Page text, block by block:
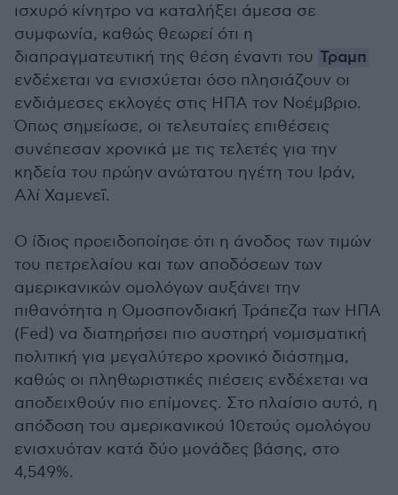
ισχυρό κίνητρο να καταλήξει άμεσα σε
συμφωνία, καθώς θεωρεί ότι η
διαπραγματευτική της θέση έναντι του Τραμπ
ενδέχεται να ενισχύεται όσο πλησιάζουν οι
ενδιάμεσες εκλογές στις ΗΠΑ τον Νοέμβριο.
Όπως σημείωσε, οι τελευταίες επιθέσεις
συνέπεσαν χρονικά με τις τελετές για την
κηδεία του πρώην ανώτατου ηγέτη του Ιράν,
Αλί Χαμενεΐ.
Ο ίδιος προειδοποίησε ότι η άνοδος των τιμών
του πετρελαίου και των αποδόσεων των
αμερικανικών ομολόγων αυξάνει την
πιθανότητα η Ομοσπονδιακή Τράπεζα των ΗΠΑ
(Fed) να διατηρήσει πιο αυστηρή νομισματική
πολιτική για μεγαλύτερο χρονικό διάστημα,
καθώς οι πληθωριστικές πιέσεις ενδέχεται να
αποδειχθούν πιο επίμονες. Στο πλαίσιο αυτό, η
απόδοση του αμερικανικού 10ετούς ομολόγου
ενισχυόταν κατά δύο μονάδες βάσης, στο
4,549%.